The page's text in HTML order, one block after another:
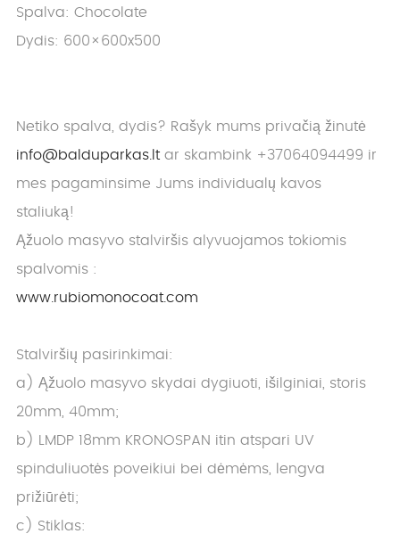
Spalva: Chocolate
Dydis: 600×600x500
Netiko spalva, dydis? Rašyk mums privačią žinutė
info@balduparkas.lt ar skambink +37064094499 ir
mes pagaminsime Jums individualų kavos
staliuką!
Ąžuolo masyvo stalviršis alyvuojamos tokiomis
spalvomis :
www.rubiomonocoat.com
Stalviršių pasirinkimai:
a) Ąžuolo masyvo skydai dygiuoti, išilginiai, storis
20mm, 40mm;
b) LMDP 18mm KRONOSPAN itin atspari UV
spinduliuotės poveikiui bei dėmėms, lengva
prižiūrėti;
c) Stiklas: